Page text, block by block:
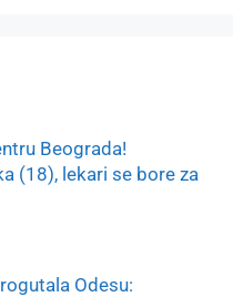
Beograda!
(18), lekari se bore za
Odesu: